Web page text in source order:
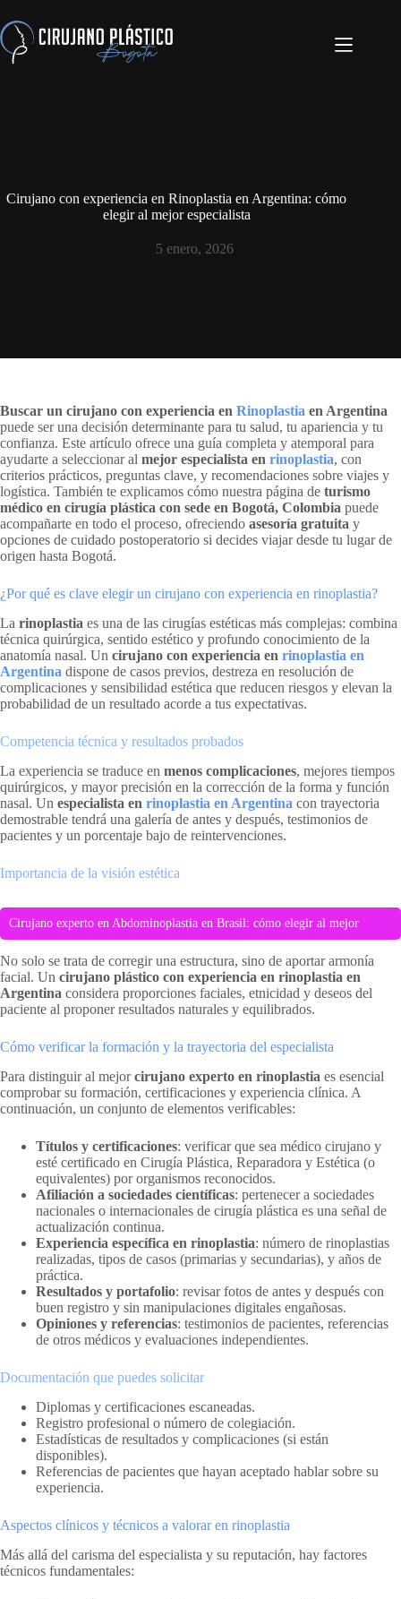
Cirujano con experiencia en Rinoplastia en Argentina: cómo
elegir al mejor especialista
5 enero, 2026
Buscar un cirujano con experiencia en Rinoplastia en Argentina
puede ser una decisión determinante para tu salud, tu apariencia y tu
confianza. Este artículo ofrece una guía completa y atemporal para
ayudarte a seleccionar al mejor especialista en rinoplastia, con
criterios prácticos, preguntas clave, y recomendaciones sobre viajes y
logística. También te explicamos cómo nuestra página de turismo
médico en cirugía plástica con sede en Bogotá, Colombia puede
acompañarte en todo el proceso, ofreciendo asesoría gratuita y
opciones de cuidado postoperatorio si decides viajar desde tu lugar de
origen hasta Bogotá.
¿Por qué es clave elegir un cirujano con experiencia en rinoplastia?
La rinoplastia es una de las cirugías estéticas más complejas: combina
técnica quirúrgica, sentido estético y profundo conocimiento de la
anatomía nasal. Un cirujano con experiencia en rinoplastia en
Argentina dispone de casos previos, destreza en resolución de
complicaciones y sensibilidad estética que reducen riesgos y elevan la
probabilidad de un resultado acorde a tus expectativas.
Competencia técnica y resultados probados
La experiencia se traduce en menos complicaciones, mejores tiempos
quirúrgicos, y mayor precisión en la corrección de la forma y función
nasal. Un especialista en rinoplastia en Argentina con trayectoria
demostrable tendrá una galería de antes y después, testimonios de
pacientes y un porcentaje bajo de reintervenciones.
Importancia de la visión estética
Cirujano experto en Abdominoplastia en Brasil: cómo elegir al mejor
No solo se trata de corregir una estructura, sino de aportar armonía
facial. Un cirujano plástico con experiencia en rinoplastia en
Argentina considera proporciones faciales, etnicidad y deseos del
paciente al proponer resultados naturales y equilibrados.
Cómo verificar la formación y la trayectoria del especialista
Para distinguir al mejorcirujano experto en rinoplastia es esencial
comprobar su formación, certificaciones y experiencia clínica. A
continuación, un conjunto de elementos verificables:
Títulos y certificaciones: verificar que sea médico cirujano y
esté certificado en Cirugía Plástica, Reparadora y Estética (o
equivalentes) por organismos reconocidos.
Afiliación a sociedades científicas: pertenecer a sociedades
nacionales o internacionales de cirugía plástica es una señal de
actualización continua.
Experiencia específica en rinoplastia: número de rinoplastias
realizadas, tipos de casos (primarias y secundarias), y años de
práctica.
Resultados y portafolio: revisar fotos de antes y después con
buen registro y sin manipulaciones digitales engañosas.
Opiniones y referencias: testimonios de pacientes, referencias
de otros médicos y evaluaciones independientes.
Documentación que puedes solicitar
Diplomas y certificaciones escaneadas.
Registro profesional o número de colegiación.
Estadísticas de resultados y complicaciones (si están
disponibles).
Referencias de pacientes que hayan aceptado hablar sobre su
experiencia.
Aspectos clínicos y técnicos a valorar en rinoplastia
Más allá del carisma del especialista y su reputación, hay factores
técnicos fundamentales: